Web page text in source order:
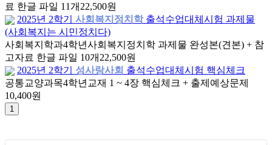
료 한글 파일 11개 22,500원
2025년 2학기
사회복지정치학 출석수업대체시험 과제물
(사회복지는 시민정치다)
사회복지학과4학년사회복지정치학 과제물 완성본(견본) + 참
고자료 한글 파일 10개 22,500원
2025년 2학기
성사랑사회 출석수업대체시험 핵심체크
공통교양과목4학년 교재 1 ~ 4장 핵심체크 + 출제예상문제
10,400원